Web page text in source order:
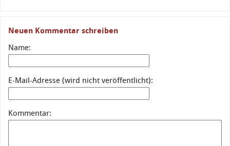
Neuen Kommentar schreiben
Name:
E-Mail-Adresse (wird nicht veröffentlicht):
Kommentar: